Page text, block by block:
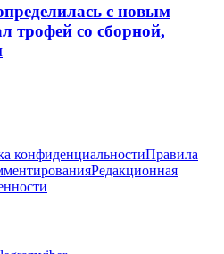
с новым
трофей со сборной,
конфиденциальностиПравила
Редакционная